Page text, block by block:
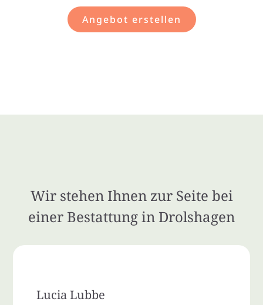
Angebot erstellen
Wir stehen Ihnen zur Seite bei
einer Bestattung in Drolshagen
Lucia Lubbe